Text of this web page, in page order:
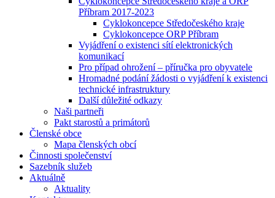
Příbram 2017-2023
Cyklokoncepce Středočeského kraje
Cyklokoncepce ORP Příbram
Vyjádření o existenci sítí elektronických
komunikací
Pro případ ohrožení – příručka pro obyvatele
Hromadné podání žádosti o vyjádření k existenci
technické infrastruktury
Další důležité odkazy
Naši partneři
Pakt starostů a primátorů
Členské obce
Mapa členských obcí
Činnosti společenství
Sazebník služeb
Aktuálně
Aktuality